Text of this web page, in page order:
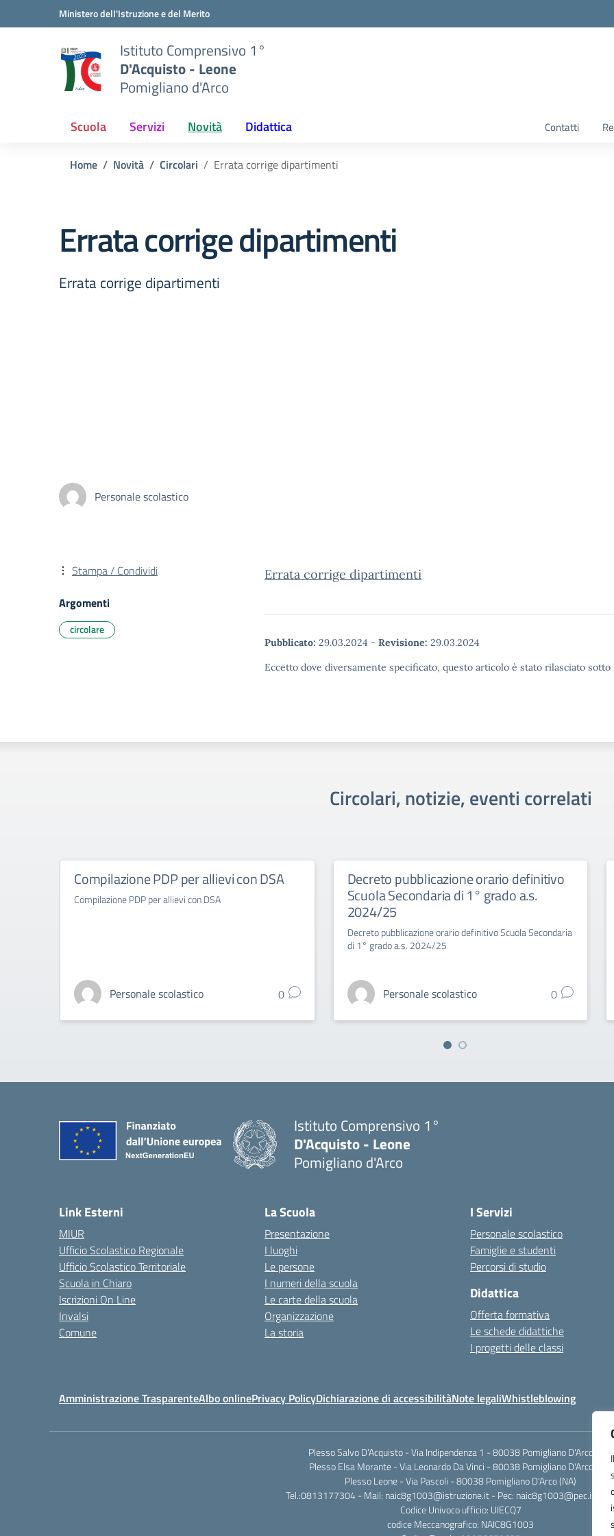
Vai ai contenuti
Vai al menu di navigazioneMinistero dell'Istruzione e del Merito
Istituto Comprensivo 1°
D'Acquisto - Leone
Pomigliano d'Arco
Scuola Servizi Novità Didattica Contatti
Home Novità Circolari Errata corrige dipartimenti
Errata corrige dipartimenti
Errata corrige dipartimenti
Personale scolastico
Errata corrige dipartimenti
Pubblicato: 29.03.2024 - Revisione: 29.03.2024
Eccetto dove diversamente specificato, questo articolo è stato rilasciato
Stampa / Condividi
Argomenti
circolare
Circolari, notizie, eventi correlati
Compilazione PDP per allievi con DSA
Compilazione PDP per allievi con DSA
Personale scolastico 0
Decreto pubblicazione orario definitivo
Scuola Secondaria di 1° grado a.s.
2024/25
Decreto pubblicazione orario definitivo Scuola Secondaria
di 1° grado a.s. 2024/25
Personale scolastico 0
Istituto Comprensivo 1°
D'Acquisto - Leone
Pomigliano d'Arco
Link Esterni
MIUR
Ufficio Scolastico Regionale
Ufficio Scolastico Territoriale
Scuola in Chiaro
Iscrizioni On Line
Invalsi
Comune
La Scuola
Presentazione
I luoghi
Le persone
I numeri della scuola
Le carte della scuola
Organizzazione
La storia
I Servizi
Personale scolastico
Famiglie e studenti
Percorsi di studio
Didattica
Offerta formativa
Le schede didattiche
I progetti delle classi
Amministrazione TrasparenteAlbo onlinePrivacy PolicyDichiarazione di accessibilitàNote legaliWhistleblowing
Plesso Salvo D'Acquisto - Via Indipendenza 1 - 80038 Pomigliano D'Arco (NA)
Plesso Elsa Morante - Via Leonardo Da Vinci - 80038 Pomigliano D'Arco (NA)
Plesso Leone - Via Pascoli - 80038 Pomigliano D'Arco (NA)
Tel.:0813177304 - Mail: naic8g1003@istruzione.it - Pec:
Codice Univoco ufficio: UIECQ7
codice Meccanografico: NAIC8G1003